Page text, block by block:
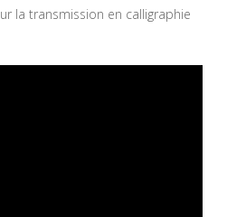
la transmission en calligraphie